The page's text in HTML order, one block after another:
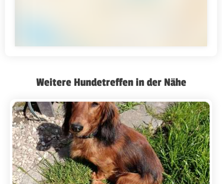
Weitere Hundetreffen in der Nähe